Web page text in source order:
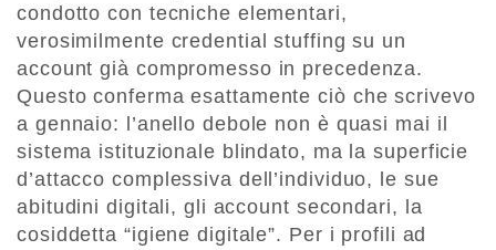
condotto con tecniche elementari,
verosimilmente credential stuffing su un
account già compromesso in precedenza.
Questo conferma esattamente ciò che scrivevo
a gennaio: l’anello debole non è quasi mai il
sistema istituzionale blindato, ma la superficie
d’attacco complessiva dell’individuo, le sue
abitudini digitali, gli account secondari, la
cosiddetta “igiene digitale”. Per i profili ad